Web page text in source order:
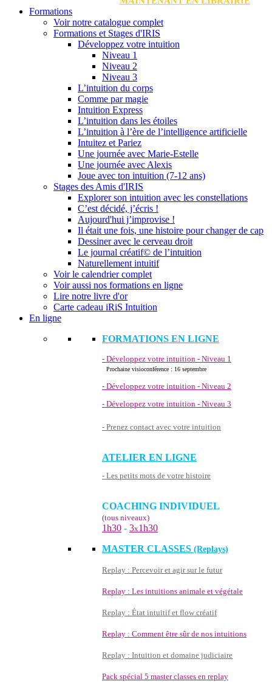
Formations
Voir notre catalogue complet
Formations et Stages d'IRIS
Développez votre intuition
Niveau 1
Niveau 2
Niveau 3
L’intuition du corps
Comme par magie
Intuition Express
L’intuition dans les étoiles
L’intuition à l’ère de l’intelligence artificielle
Intuitez et Pariez
Une journée avec Marie-Estelle
Une journée avec Alexis
Joue avec ton intuition (7-12 ans)
Stages des Amis d'IRIS
Explorer son intuition avec les constellations
C’est décidé, j’écris !
Aujourd'hui j’improvise !
Il était une fois, une histoire pour changer de cap
Dessiner avec le cerveau droit
Le journal créatif© de l’intuition
Naturellement intuitif
Voir le calendrier complet
Voir aussi nos formations en ligne
Lire notre livre d'or
Carte cadeau iRiS Intuition
En ligne
FORMATIONS EN LIGNE
- Développez votre intuition - Niveau 1
Prochaine visioconférence : 16 septembre
- Développez votre intuition - Niveau 2
- Développez votre intuition - Niveau 3
- Prenez contact avec votre intuition
ATELIER EN LIGNE
- Les petits mots de votre histoire
COACHING INDIVIDUEL
(tous niveaux)
1h30 - 3x1h30
MASTER CLASSES (Replays)
Replay : Percevoir et agir sur le futur
Replay : Les intuitions animale et végétale
Replay : État intuitif et flow créatif
Replay : Comment être sûr de nos intuitions
Replay : Intuition et domaine judiciaire
Pack spécial 5 master classes en replay